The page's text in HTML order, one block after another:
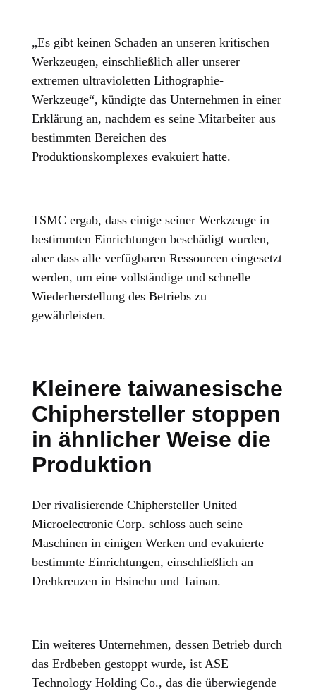
„Es gibt keinen Schaden an unseren kritischen
Werkzeugen, einschließlich aller unserer
extremen ultravioletten Lithographie-
Werkzeuge“, kündigte das Unternehmen in einer
Erklärung an, nachdem es seine Mitarbeiter aus
bestimmten Bereichen des
Produktionskomplexes evakuiert hatte.
TSMC ergab, dass einige seiner Werkzeuge in
bestimmten Einrichtungen beschädigt wurden,
aber dass alle verfügbaren Ressourcen eingesetzt
werden, um eine vollständige und schnelle
Wiederherstellung des Betriebs zu
gewährleisten.
Kleinere taiwanesische
Chiphersteller stoppen
in ähnlicher Weise die
Produktion
Der rivalisierende Chiphersteller United
Microelectronic Corp. schloss auch seine
Maschinen in einigen Werken und evakuierte
bestimmte Einrichtungen, einschließlich an
Drehkreuzen in Hsinchu und Tainan.
Ein weiteres Unternehmen, dessen Betrieb durch
das Erdbeben gestoppt wurde, ist ASE
Technology Holding Co., das die überwiegende